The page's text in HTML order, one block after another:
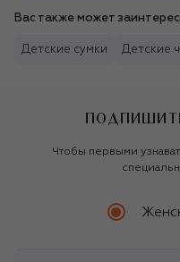
Вас также может
Детские сумки Детские
Чтобы первыми